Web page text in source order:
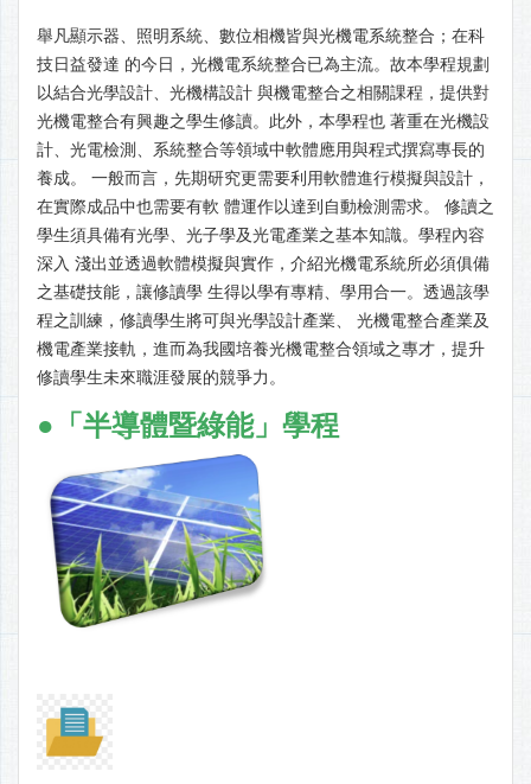
舉凡顯示器、照明系統、數位相機皆與光機電系統整合；在科
技日益發達 的今日，光機電系統整合已為主流。故本學程規劃
以結合光學設計、光機構設計 與機電整合之相關課程，提供對
光機電整合有興趣之學生修讀。此外，本學程也 著重在光機設
計、光電檢測、系統整合等領域中軟體應用與程式撰寫專長的
養成。 一般而言，先期研究更需要利用軟體進行模擬與設計，
在實際成品中也需要有軟 體運作以達到自動檢測需求。 修讀之
學生須具備有光學、光子學及光電產業之基本知識。學程內容
深入 淺出並透過軟體模擬與實作，介紹光機電系統所必須俱備
之基礎技能，讓修讀學 生得以學有專精、學用合一。透過該學
程之訓練，修讀學生將可與光學設計產業、 光機電整合產業及
機電產業接軌，進而為我國培養光機電整合領域之專才，提升
修讀學生未來職涯發展的競爭力。
● 「半導體暨綠能」學程